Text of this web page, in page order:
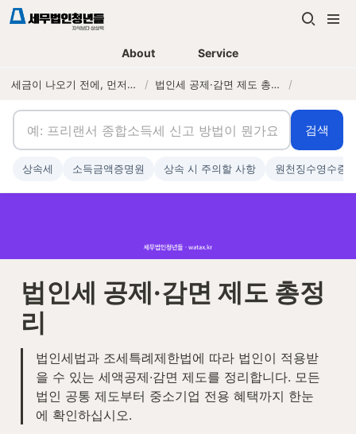
About Service
세금이 나오기 전에, 먼저 연락하는 세무법인 / 법인세 공제·감면 제도 총정리 /
법인세 공제·감면 제도 총정
리
법인세법과 조세특례제한법에 따라 법인이 적용받
을 수 있는 세액공제·감면 제도를 정리합니다. 모든
법인 공통 제도부터 중소기업 전용 혜택까지 한눈
에 확인하십시오.
검색
상속세 소득금액증명원 상속 시 주의할 사항 원천징수영수증